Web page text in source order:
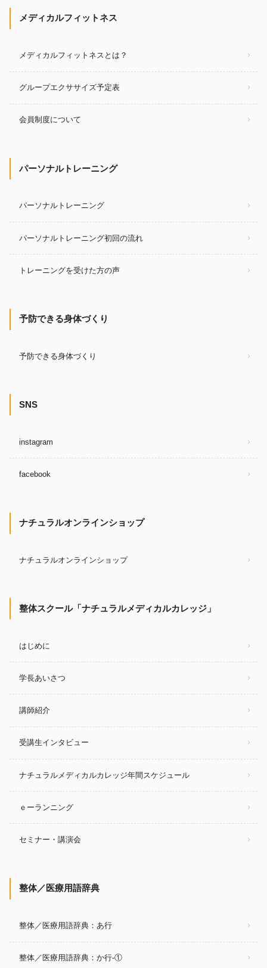
メディカルフィットネス
メディカルフィットネスとは？
グループエクササイズ予定表
会員制度について
パーソナルトレーニング
パーソナルトレーニング
パーソナルトレーニング初回の流れ
トレーニングを受けた方の声
予防できる身体づくり
予防できる身体づくり
SNS
instagram
facebook
ナチュラルオンラインショップ
ナチュラルオンラインショップ
整体スクール「ナチュラルメディカルカレッジ」
はじめに
学長あいさつ
講師紹介
受講生インタビュー
ナチュラルメディカルカレッジ年間スケジュール
ｅーランニング
セミナー・講演会
整体／医療用語辞典
整体／医療用語辞典：あ行
整体／医療用語辞典：か行‐①